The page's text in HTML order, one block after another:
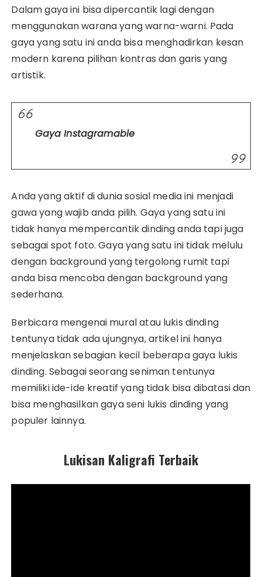
Dalam gaya ini bisa dipercantik lagi dengan
menggunakan warana yang warna-warni. Pada
gaya yang satu ini anda bisa menghadirkan kesan
modern karena pilihan kontras dan garis yang
artistik.
Gaya Instagramable
Anda yang aktif di dunia sosial media ini menjadi
gawa yang wajib anda pilih. Gaya yang satu ini
tidak hanya mempercantik dinding anda tapi juga
sebagai spot foto. Gaya yang satu ini tidak melulu
dengan background yang tergolong rumit tapi
anda bisa mencoba dengan background yang
sederhana.
Berbicara mengenai mural atau lukis dinding
tentunya tidak ada ujungnya, artikel ini hanya
menjelaskan sebagian kecil beberapa gaya lukis
dinding. Sebagai seorang seniman tentunya
memiliki ide-ide kreatif yang tidak bisa dibatasi dan
bisa menghasilkan gaya seni lukis dinding yang
populer lainnya.
Lukisan Kaligrafi Terbaik